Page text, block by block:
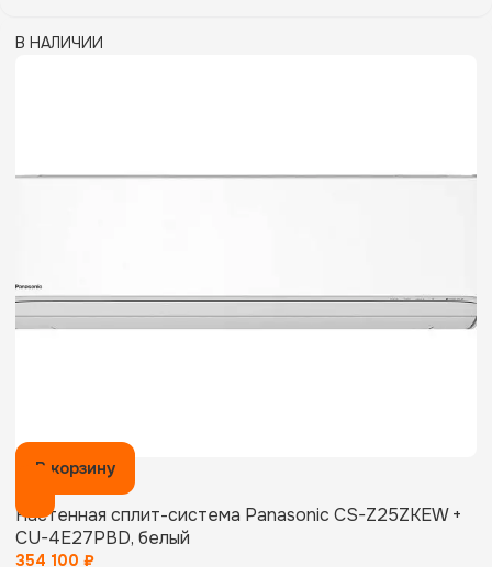
В НАЛИЧИИ
В корзину
Настенная сплит-система Panasonic CS-Z25ZKEW +
CU-4E27PBD, белый
354 100 ₽